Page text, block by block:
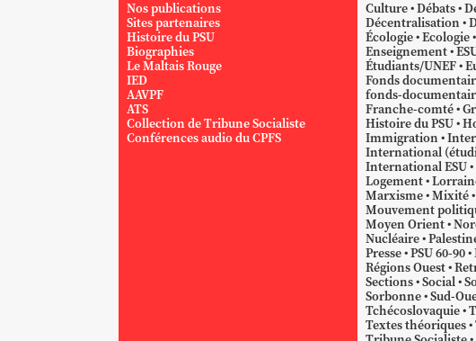
Nos publications
Sites partenaires
Histoire du PSU
Biographies
Le Maltais Rouge
IED
AAVPF
ATS
Collection de Tribune Socialiste
Conférences audio du CPFS
Culture Débats
Décentralisation
Écologie Ecologie
Enseignement
Étudiants/UNEF
Fonds
fonds-
Franche-comté
Histoire du PSU
Immigration
International
International ESU
Logement
Marxisme Mixité
Mouvement
Moyen Orient
Nucléaire
Presse PSU 60-90
Régions Ouest
Sections Social
Sorbonne Sud-
Tchécoslovaquie
Textes théoriques